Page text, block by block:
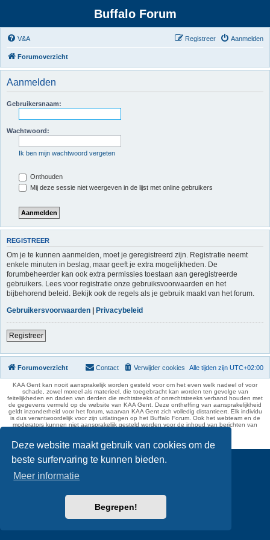
Deze website maakt gebruik van cookies om de
beste surfervaring te kunnen bieden.
Meer informatie
Begrepen!
Buffalo Forum
V&A Aanmelden
Registreer
Forumoverzicht
Aanmelden
Gebruikersnaam:
Wachtwoord:
Ik ben mijn wachtwoord vergeten
Onthouden
Mij deze sessie niet weergeven in de lijst met online gebruikers
REGISTREER
Om je te kunnen aanmelden, moet je geregistreerd zijn. Registratie neemt
enkele minuten in beslag, maar geeft je extra mogelijkheden. De
forumbeheerder kan ook extra permissies toestaan aan geregistreerde
gebruikers. Lees voor registratie onze gebruiksvoorwaarden en het
bijbehorend beleid. Bekijk ook de regels als je gebruik maakt van het forum.
Gebruikersvoorwaarden | Privacybeleid
Registreer
Forumoverzicht Alle tijden zijn UTC+02:00
Verwijder cookies
Contact
KAA Gent kan nooit aansprakelijk worden gesteld voor om het even welk nadeel of voor
schade, zowel moreel als materieel, die toegebracht kan worden ten gevolge van
feitelijkheden en daden van derden die rechtstreeks of onrechtstreeks verband houden met
de gegevens vermeld op de website van KAA Gent. Deze ontheffing van aansprakelijkheid
geldt inzonderheid voor het forum, waarvan KAA Gent zich volledig distantieert. Elk individu
is dus verantwoordelijk voor zijn uitlatingen op het Buffalo Forum. Ook het webteam en de
moderators kunnen niet aansprakelijk gesteld worden voor de inhoud van berichten van